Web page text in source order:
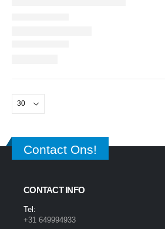
Contact Ons!
CONTACT INFO
Tel:
+31 649994933